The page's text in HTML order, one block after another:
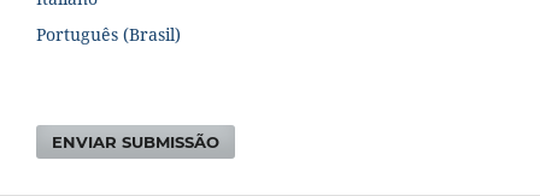
Português (Brasil)
ENVIAR SUBMISSÃO